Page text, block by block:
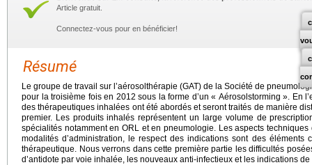
Article gratuit.
Connectez-vous pour en bénéficier!
Résumé
Le groupe de travail sur l’aérosolthérapie (GAT) de la Société de
pour la troisième fois en 2012 sous la forme d’un « Aérosolstorming ». En
des thérapeutiques inhalées ont été abordés et seront traités de manière
premier. Les produits inhalés représentent un large volume de
spécialités notamment en ORL et en pneumologie. Les aspects
modalités d’administration, le respect des indications sont des éléments
thérapeutique. Nous verrons dans cette première partie les difficultés
d’antidote par voie inhalée, les nouveaux anti-infectieux et les indications